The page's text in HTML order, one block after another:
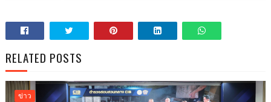
RELATED POSTS
ข่าว